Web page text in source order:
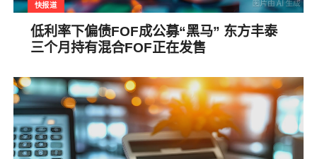
快报道
低利率下偏债FOF成公募“黑马” 东方丰泰
三个月持有混合FOF正在发售